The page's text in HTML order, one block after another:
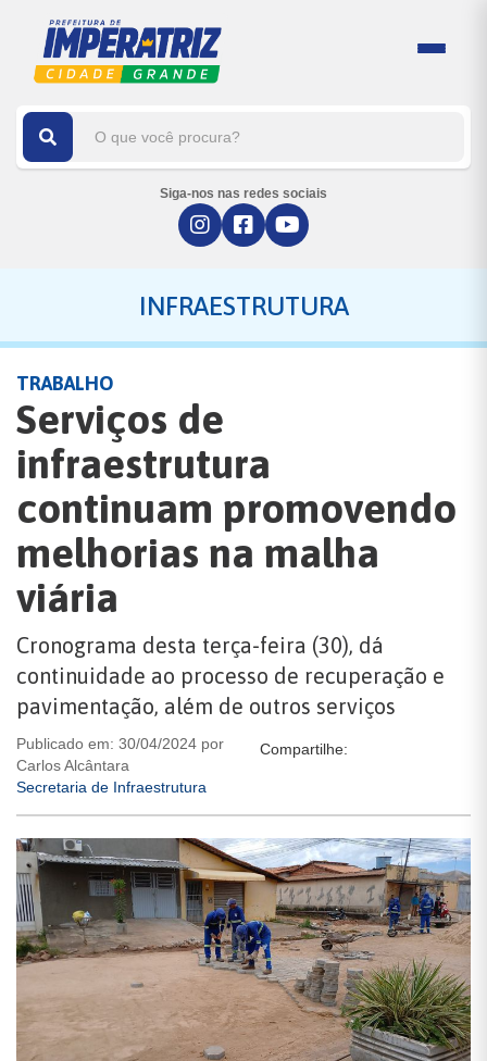
Siga-nos nas redes sociais
INFRAESTRUTURA
TRABALHO
Serviços de
infraestrutura
continuam promovendo
melhorias na malha
viária
Cronograma desta terça-feira (30), dá
continuidade ao processo de recuperação e
pavimentação, além de outros serviços
Publicado em: 30/04/2024 por
Carlos Alcântara
Secretaria de Infraestrutura
Compartilhe: